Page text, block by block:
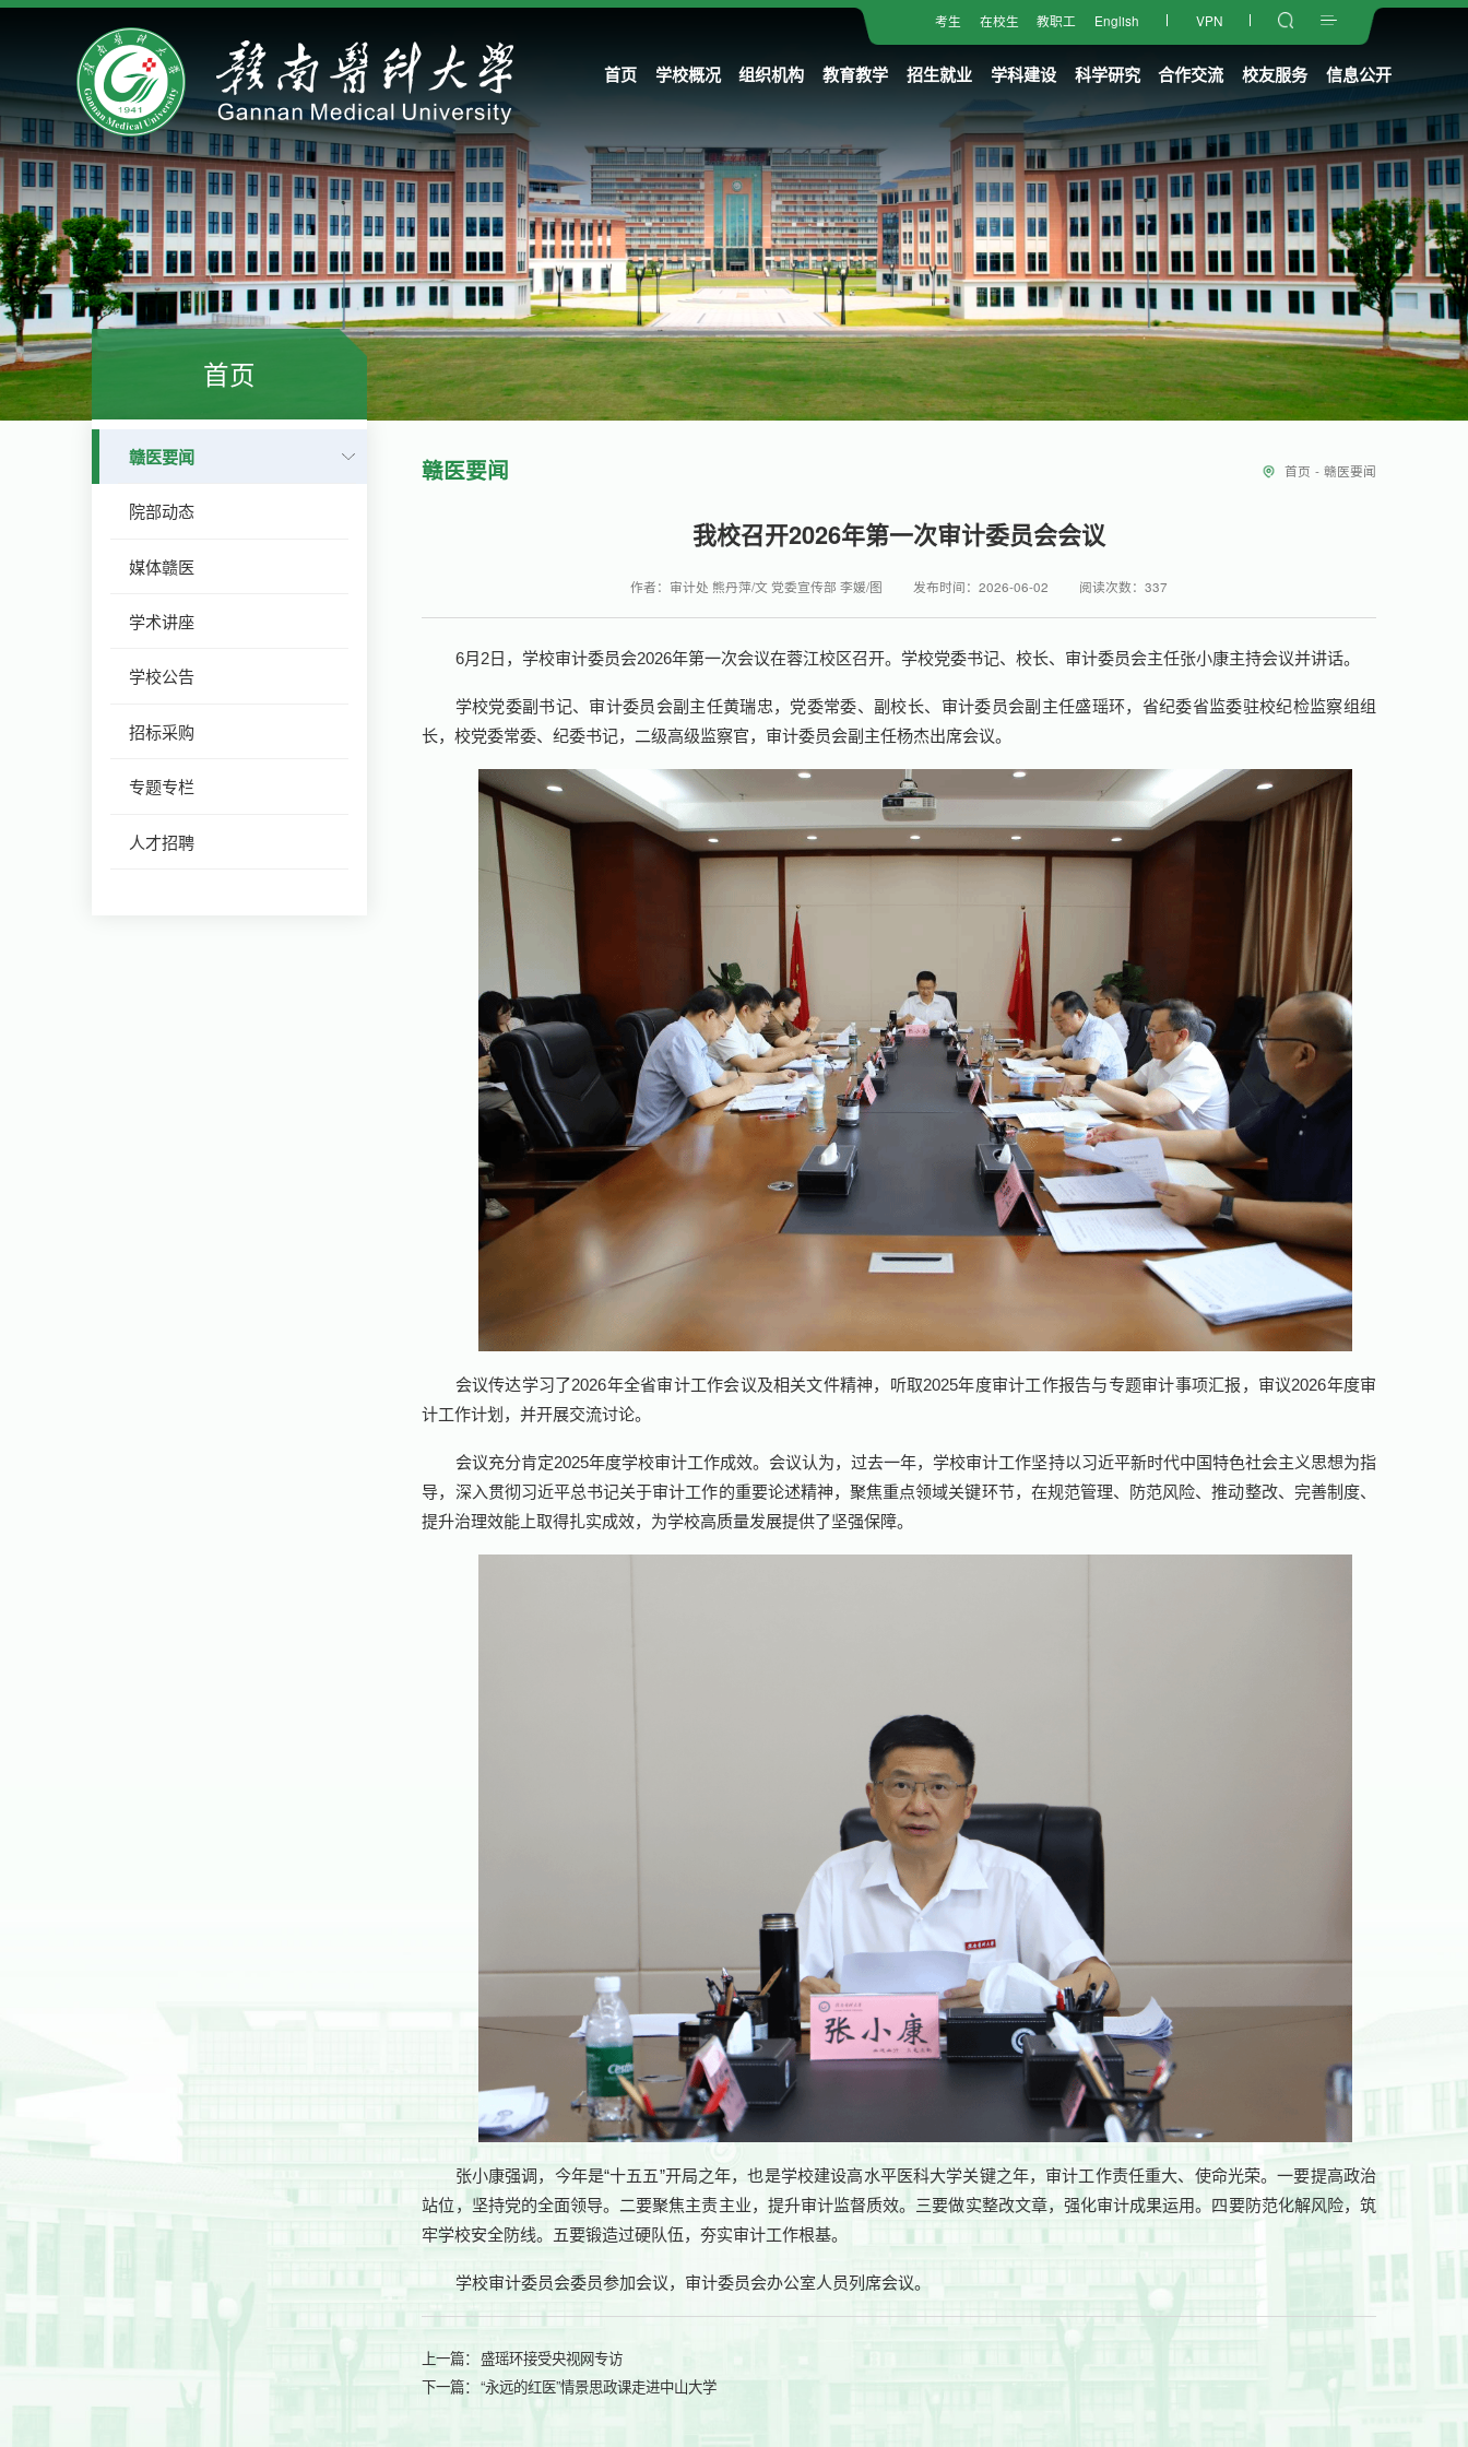
考生 在校生 教职工 English VPN
首页 学校概况 组织机构 教育教学 招生就业 学科建设 科学研究 合作交流 校友服务 信息公开
首页
赣医要闻
院部动态
媒体赣医
学术讲座
学校公告
招标采购
专题专栏
人才招聘
赣医要闻 首页 - 赣医要闻
我校召开2026年第一次审计委员会会议
作者：审计处 熊丹萍/文 党委宣传部 李媛/图 发布时间：2026-06-02 阅读次数：337
6月2日，学校审计委员会2026年第一次会议在蓉江校区召开。学校党委书记、校长、审计委员会主任张小康主持会议并讲话。
学校党委副书记、审计委员会副主任黄瑞忠，党委常委、副校长、审计委员会副主任盛瑶环，省纪委省监委驻校纪检监察组组
长，校党委常委、纪委书记，二级高级监察官，审计委员会副主任杨杰出席会议。
会议传达学习了2026年全省审计工作会议及相关文件精神，听取2025年度审计工作报告与专题审计事项汇报，审议2026年度审
计工作计划，并开展交流讨论。
会议充分肯定2025年度学校审计工作成效。会议认为，过去一年，学校审计工作坚持以习近平新时代中国特色社会主义思想为指
导，深入贯彻习近平总书记关于审计工作的重要论述精神，聚焦重点领域关键环节，在规范管理、防范风险、推动整改、完善制度、
提升治理效能上取得扎实成效，为学校高质量发展提供了坚强保障。
张小康强调，今年是“十五五”开局之年，也是学校建设高水平医科大学关键之年，审计工作责任重大、使命光荣。一要提高政治
站位，坚持党的全面领导。二要聚焦主责主业，提升审计监督质效。三要做实整改文章，强化审计成果运用。四要防范化解风险，筑
牢学校安全防线。五要锻造过硬队伍，夯实审计工作根基。
学校审计委员会委员参加会议，审计委员会办公室人员列席会议。
上一篇： 盛瑶环接受央视网专访
下一篇： “永远的红医”情景思政课走进中山大学